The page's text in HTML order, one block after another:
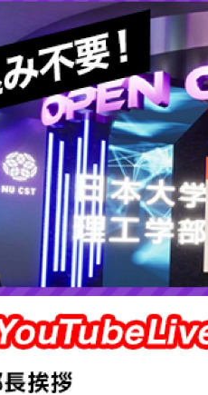
日大理工の教育プロ
る
一般選抜 N全学統
一般選抜 A個別方式
総合型選抜
編入学試験（一般）
インターンシップについ